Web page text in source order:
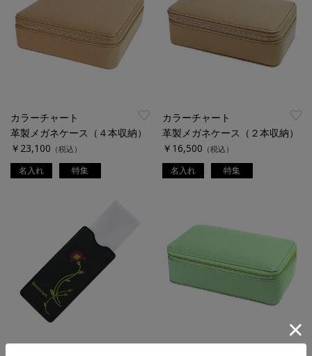
カラーチャート
革製メガネケース（４本収納）
￥23,100 （税込）
名入れ 特集
カラーチャート
革製メガネケース（２本収納）
￥16,500 （税込）
名入れ 特集